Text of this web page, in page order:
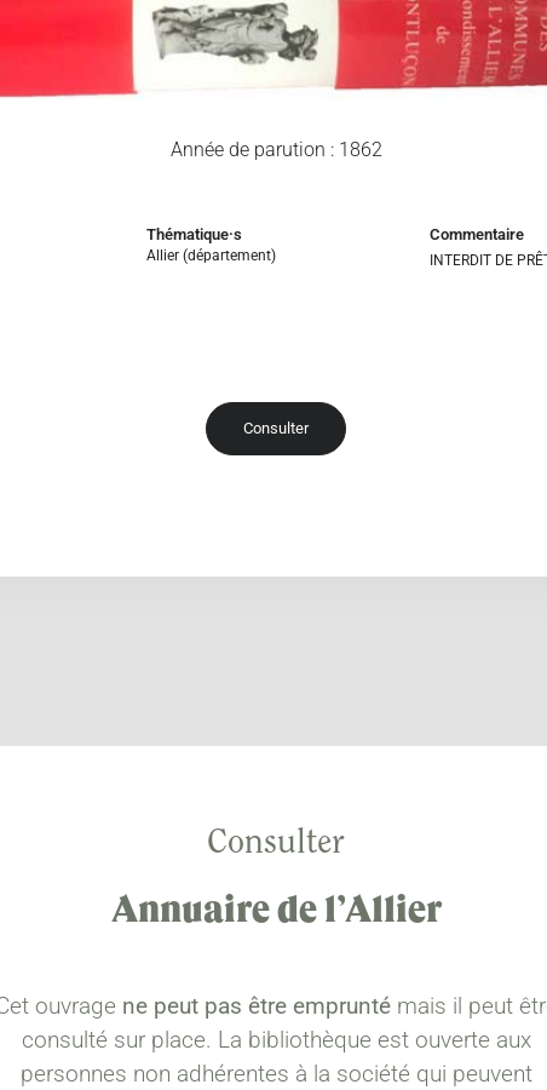
Année de parution : 1862
Thématique·s
Allier (département)
Commentaire
INTERDIT DE
Consulter
Consulter
Annuaire de l’Allier
ouvrage ne peut pas être empruntémais il peut
consulté sur place. La bibliothèque est ouverte aux
personnes non adhérentes à la société qui peuvent